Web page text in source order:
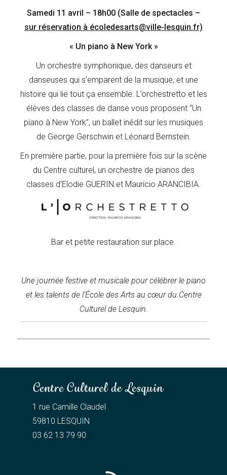
Samedi 11 avril – 18h00 (Salle de spectacles –
sur réservation à écoledesarts@ville-lesquin.fr)
« Un piano à New York »
Un orchestre symphonique, des danseurs et
danseuses qui s’emparent de la musique, et une
histoire qui lie tout ça ensemble. L’orchestretto et les
élèves des classes de danse vous proposent “Un
piano à New York”, un ballet inédit sur les musiques
de George Gerschwin et Léonard Bernstein.
En première partie, pour la première fois sur la scène
du Centre culturel, un orchestre de pianos des
classes d’Elodie GUERIN et Mauricio ARANCIBIA.
Bar et petite restauration sur place.
Une journée festive et musicale pour célébrer le piano
et les talents de l’École des Arts au cœur du Centre
Culturel de Lesquin.
Centre Culturel de Lesquin
1 rue Camille Claudel
59810 LESQUIN
03 62 13 79 90